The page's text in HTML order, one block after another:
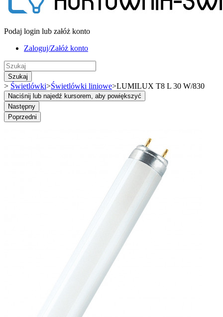
Podaj login lub załóż konto
Zaloguj/Załóż konto
Szukaj
> Świetlówki>Świetlówki liniowe>LUMILUX T8 L 30 W/830
Naciśnij lub najedź kursorem, aby powiększyć
Następny
Poprzedni